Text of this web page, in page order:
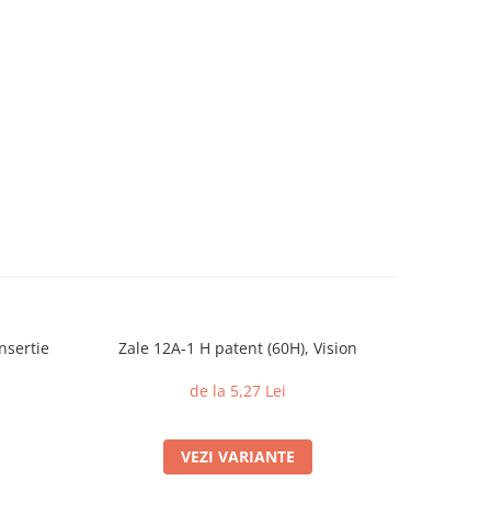
Zale 12A-1 H patent (60H), Vision
de la 5,27 Lei
VEZI VARIANTE